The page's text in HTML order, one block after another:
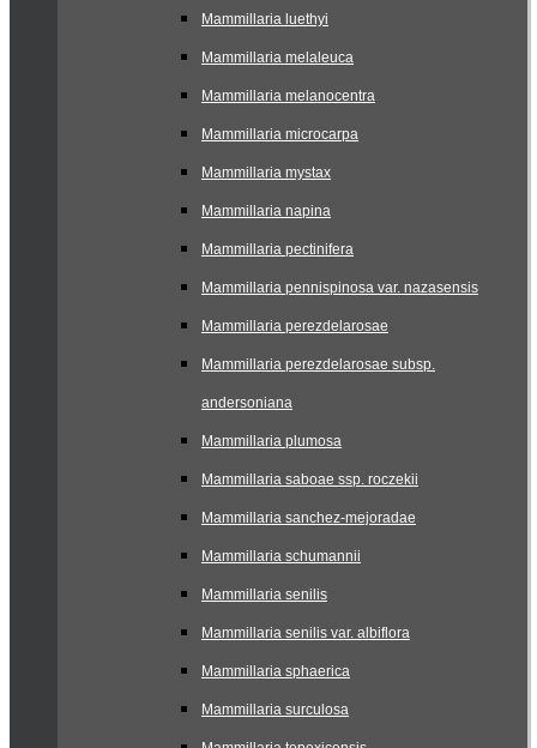
Mammillaria luethyi
Mammillaria melaleuca
Mammillaria melanocentra
Mammillaria microcarpa
Mammillaria mystax
Mammillaria napina
Mammillaria pectinifera
Mammillaria pennispinosa var. nazasensis
Mammillaria perezdelarosae
Mammillaria perezdelarosae subsp.
andersoniana
Mammillaria plumosa
Mammillaria saboae ssp. roczekii
Mammillaria sanchez-mejoradae
Mammillaria schumannii
Mammillaria senilis
Mammillaria senilis var. albiflora
Mammillaria sphaerica
Mammillaria surculosa